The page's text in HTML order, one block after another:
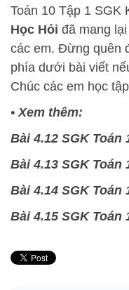
Toán 10 Tập 1 SGK
Học Hỏi đã mang
các em. Đừng quên
phía dưới bài viết
Chúc các em học
•Xem thêm:
Bài 4.12 SGK
Bài 4.13 SGK
Bài 4.14 SGK
Bài 4.15 SGK